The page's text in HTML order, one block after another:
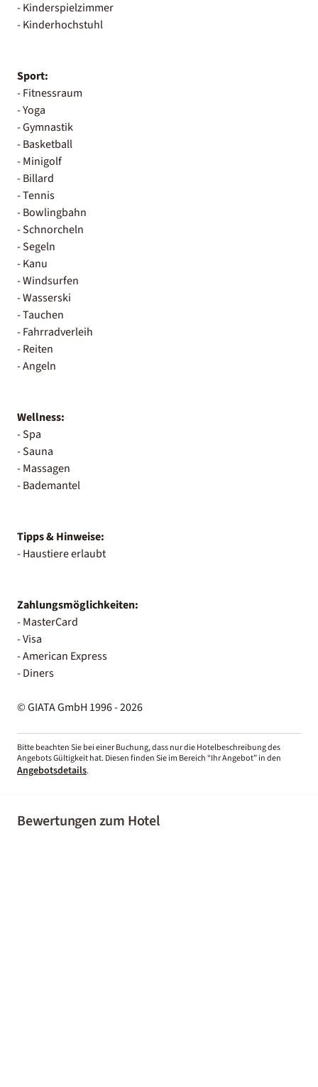
- Kinderspielzimmer
- Kinderhochstuhl
Sport:
- Fitnessraum
- Yoga
- Gymnastik
- Basketball
- Minigolf
- Billard
- Tennis
- Bowlingbahn
- Schnorcheln
- Segeln
- Kanu
- Windsurfen
- Wasserski
- Tauchen
- Fahrradverleih
- Reiten
- Angeln
Wellness:
- Spa
- Sauna
- Massagen
- Bademantel
Tipps & Hinweise:
- Haustiere erlaubt
Zahlungsmöglichkeiten:
- MasterCard
- Visa
- American Express
- Diners
© GIATA GmbH 1996 - 2026
Bitte beachten Sie bei einer Buchung, dass nur die Hotelbeschreibung des
Angebots Gültigkeit hat. Diesen finden Sie im Bereich “Ihr Angebot” in den
Angebotsdetails.
Bewertungen zum Hotel